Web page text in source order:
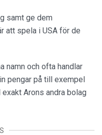
samt ge dem
att spela i USA för de
namn och ofta handlar
pengar på till exempel
Arons andra bolag